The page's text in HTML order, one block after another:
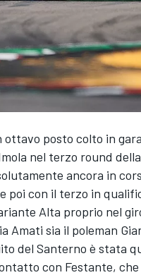
posto colto in
nel terzo round
ancora in
poi con il terzo in
Alta proprio nel
Amati sia il poleman
del Santerno è stata
con Festante,